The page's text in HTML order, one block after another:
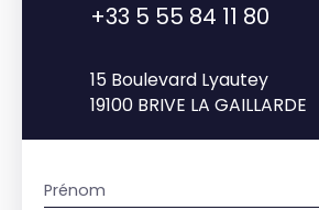
+33 5 55 84 11 80
15 Boulevard Lyautey
19100 BRIVE LA GAILLARDE
Prénom